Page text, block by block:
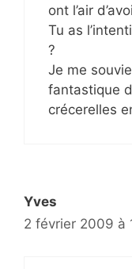
ont l’air
Tu as
?
Je me
fantastique
crécerelles
Yves
2 février 2009 à